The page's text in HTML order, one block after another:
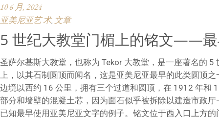
10 6 月, 2024
亚美尼亚艺 术, 文章
5 世纪大教堂门楣上的铭文——
圣萨尔基斯大教堂，也称为 Tekor 大教堂，是一座著名的
上，以其石制圆顶而闻名，这是亚美尼亚最早的此类圆顶
边境以西约 16 公里，拥有三个过道和圆顶，在 1912 年和
部分和墙壁的混凝土芯，因为面石似乎被拆除以建造市政
已知最早使用亚美尼亚文字的例子。铭文位于西入口上方